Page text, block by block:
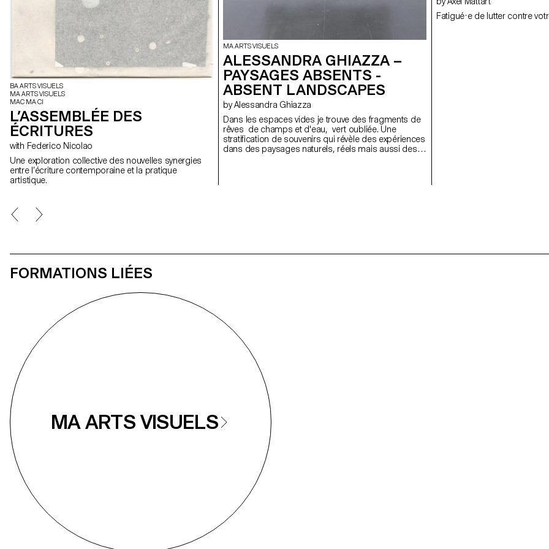
BA ARTS VISUELS
MA ARTS VISUELS
MAC MA CI
L’ASSEMBLÉE DES
ÉCRITURES
with Federico Nicolao
Une exploration collective des nouvelles synergies
entre l’écriture contemporaine et la pratique
artistique.
MA ARTS VISUELS
ALESSANDRA GHIAZZA –
PAYSAGES ABSENTS -
ABSENT LANDSCAPES
by Alessandra Ghiazza
Dans les espaces vides je trouve des fragments de
rêves de champs et d'eau, vert oubliée. Une
stratification de souvenirs qui révèle des expériences
dans des paysages naturels, réels mais aussi des
Fatigué·e de lutter contre
FORMATIONS LIÉES
MA ARTS VISUELS